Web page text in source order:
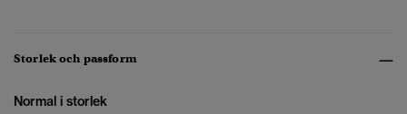
Storlek och passform
Normal i storlek